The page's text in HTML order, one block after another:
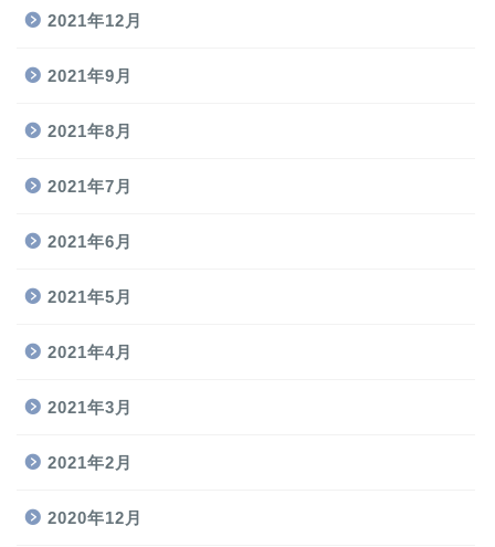
2021年12月
2021年9月
2021年8月
2021年7月
2021年6月
2021年5月
2021年4月
2021年3月
2021年2月
2020年12月